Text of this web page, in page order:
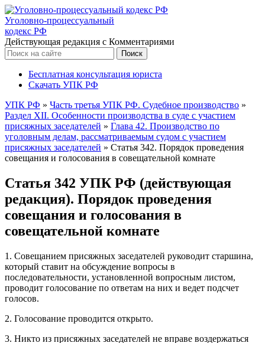
Уголовно-процессуальный
кодекс РФ
Действующая редакция с Комментариями
Бесплатная консультация юриста
Скачать УПК РФ
УПК РФ » Часть третья УПК РФ. Судебное производство »
Раздел XII. Особенности производства в суде с участием
присяжных заседателей » Глава 42. Производство по
уголовным делам, рассматриваемым судом с участием
присяжных заседателей » Статья 342. Порядок проведения
совещания и голосования в совещательной комнате
Статья 342 УПК РФ (действующая
редакция). Порядок проведения
совещания и голосования в
совещательной комнате
1. Совещанием присяжных заседателей руководит старшина,
который ставит на обсуждение вопросы в
последовательности, установленной вопросным листом,
проводит голосование по ответам на них и ведет подсчет
голосов.
2. Голосование проводится открыто.
3. Никто из присяжных заседателей не вправе воздержаться